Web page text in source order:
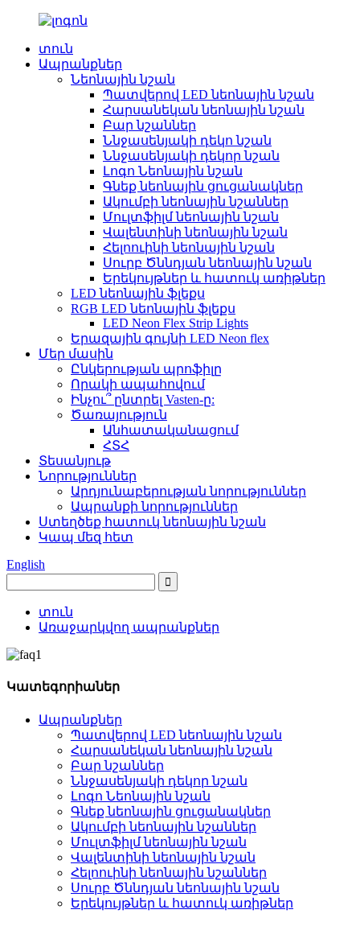
տուն
Ապրանքներ
Նեոնային նշան
Պատվերով LED նեոնային նշան
Հարսանեկան նեոնային նշան
Բար նշաններ
Ննջասենյակի դեկո նշան
Ննջասենյակի դեկոր նշան
Լոգո Նեոնային նշան
Գնեք նեոնային ցուցանակներ
Ակումբի նեոնային նշաններ
Մուլտֆիլմ նեոնային նշան
Վալենտինի նեոնային նշան
Հելոուինի նեոնային նշան
Սուրբ Ծննդյան նեոնային նշան
Երեկույթներ և հատուկ առիթներ
LED նեոնային ֆլեքս
RGB LED նեոնային ֆլեքս
LED Neon Flex Strip Lights
Երազային գույնի LED Neon flex
Մեր մասին
Ընկերության պրոֆիլը
Որակի ապահովում
Ինչու՞ ընտրել Vasten-ը:
Ծառայություն
Անհատականացում
ՀՏՀ
Տեսանյութ
Նորություններ
Արդյունաբերության նորություններ
Ապրանքի նորություններ
Ստեղծեք հատուկ նեոնային նշան
Կապ մեզ հետ
English
տուն
Առաջարկվող ապրանքներ
Կատեգորիաներ
Ապրանքներ
Պատվերով LED նեոնային նշան
Հարսանեկան նեոնային նշան
Բար նշաններ
Ննջասենյակի դեկոր նշան
Լոգո Նեոնային նշան
Գնեք նեոնային ցուցանակներ
Ակումբի նեոնային նշաններ
Մուլտֆիլմ նեոնային նշան
Վալենտինի նեոնային նշան
Հելոուինի նեոնային նշաններ
Սուրբ Ծննդյան նեոնային նշան
Երեկույթներ և հատուկ առիթներ